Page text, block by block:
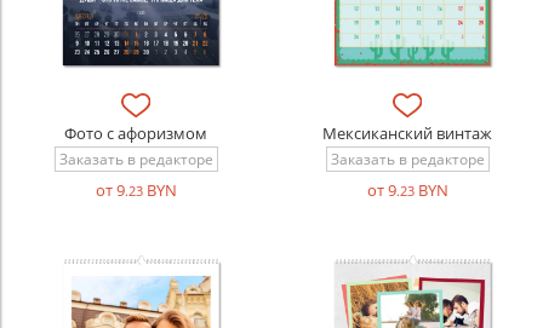
Фото с афоризмом
Заказать в редакторе
от 9.23BYN
Мексиканский винтаж
Заказать в редакторе
от 9.23BYN